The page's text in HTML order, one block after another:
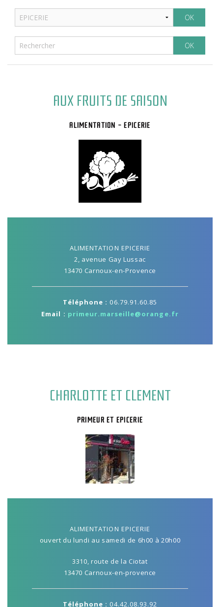
ENVIRONNEMENT & QUALITÉ
AUX FRUITS DE SAISON
ALIMENTATION - EPICERIE
ALIMENTATION EPICERIE
2, avenue Gay Lussac
13470 Carnoux-en-Provence
Téléphone : 06.79.91.60.85
Email : primeur.marseille@orange.fr
CHARLOTTE ET CLEMENT
PRIMEUR ET EPICERIE
ALIMENTATION EPICERIE
ouvert du lundi au samedi de 6h00 à 20h00
3310, route de la Ciotat
13470 Carnoux-en-provence
Téléphone : 04.42.08.93.92